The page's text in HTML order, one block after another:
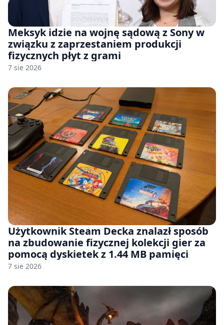
Meksyk idzie na wojnę sądową z Sony w
związku z zaprzestaniem produkcji
fizycznych płyt z grami
7 sie 2026
Użytkownik Steam Decka znalazł sposób
na zbudowanie fizycznej kolekcji gier za
pomocą dyskietek z 1.44 MB pamięci
7 sie 2026